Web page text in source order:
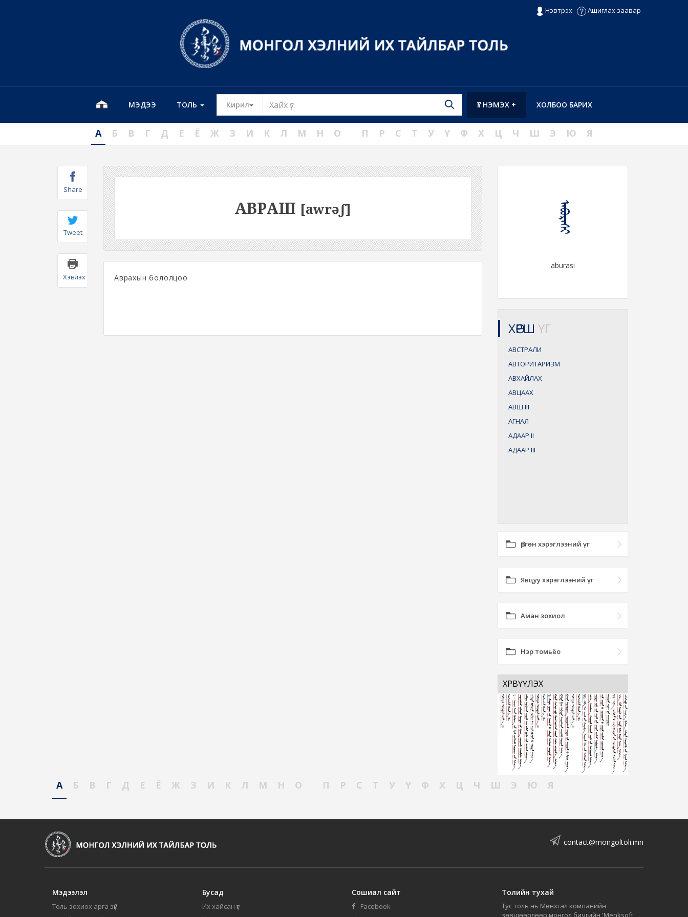
Нэвтрэх Ашиглах заавар
МЭДЭЭ ТОЛЬ Кирил Toggle Dropdown ХОЛБОО БАРИХ
ҮГ НЭМЭХ +
А Б В Г Д Е Ё Ж З И К Л М Н О П Р С Т У Ү Ф Х Ц Ч Ш Э Ю Я
Share
Tweet
Хэвлэх
АВРАШ [awrəʃ]
Аврахын бололцоо
ᠠᠪᠤᠷᠠᠰᠢ
aburasi
ХӨРШ ҮГ
АВСТРАЛИ
АВТОРИТАРИЗМ
АВХАЙЛАХ
АВЦААХ
АВШ III
АГНАЛ
АДААР II
АДААР III
Өргөн хэрэглээний үг
Явцуу хэрэглээний үг
Аман зохиол
Нэр томьёо
ХӨРВҮҮЛЭХ
А Б В Г Д Е Ё Ж З И К Л М Н О П Р С Т У Ү Ф Х Ц Ч Ш Э Ю Я
contact@mongoltoli.mn
Мэдээлэл
Толь зохиох арга зүй
Бусад
Их хайсан үг
Сошиал сайт
Facebook
Толийн тухай
Тус толь нь Мөнхгал компанийн
зөвшөөрлөөр монгол бичгийн 'Menksoft